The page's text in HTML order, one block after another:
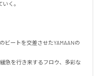
く。
ビートを交差させたYAMAANの
急を行き来するフロウ、多彩な